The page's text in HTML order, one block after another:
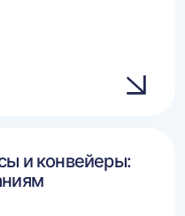
и конвейеры: